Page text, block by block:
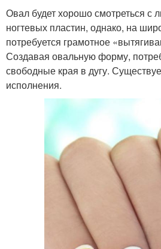
Овал будет хорошо смотреться с
ногтевых пластин, однако, на
потребуется грамотное
Создавая овальную форму,
свободные края в дугу.
исполнения.